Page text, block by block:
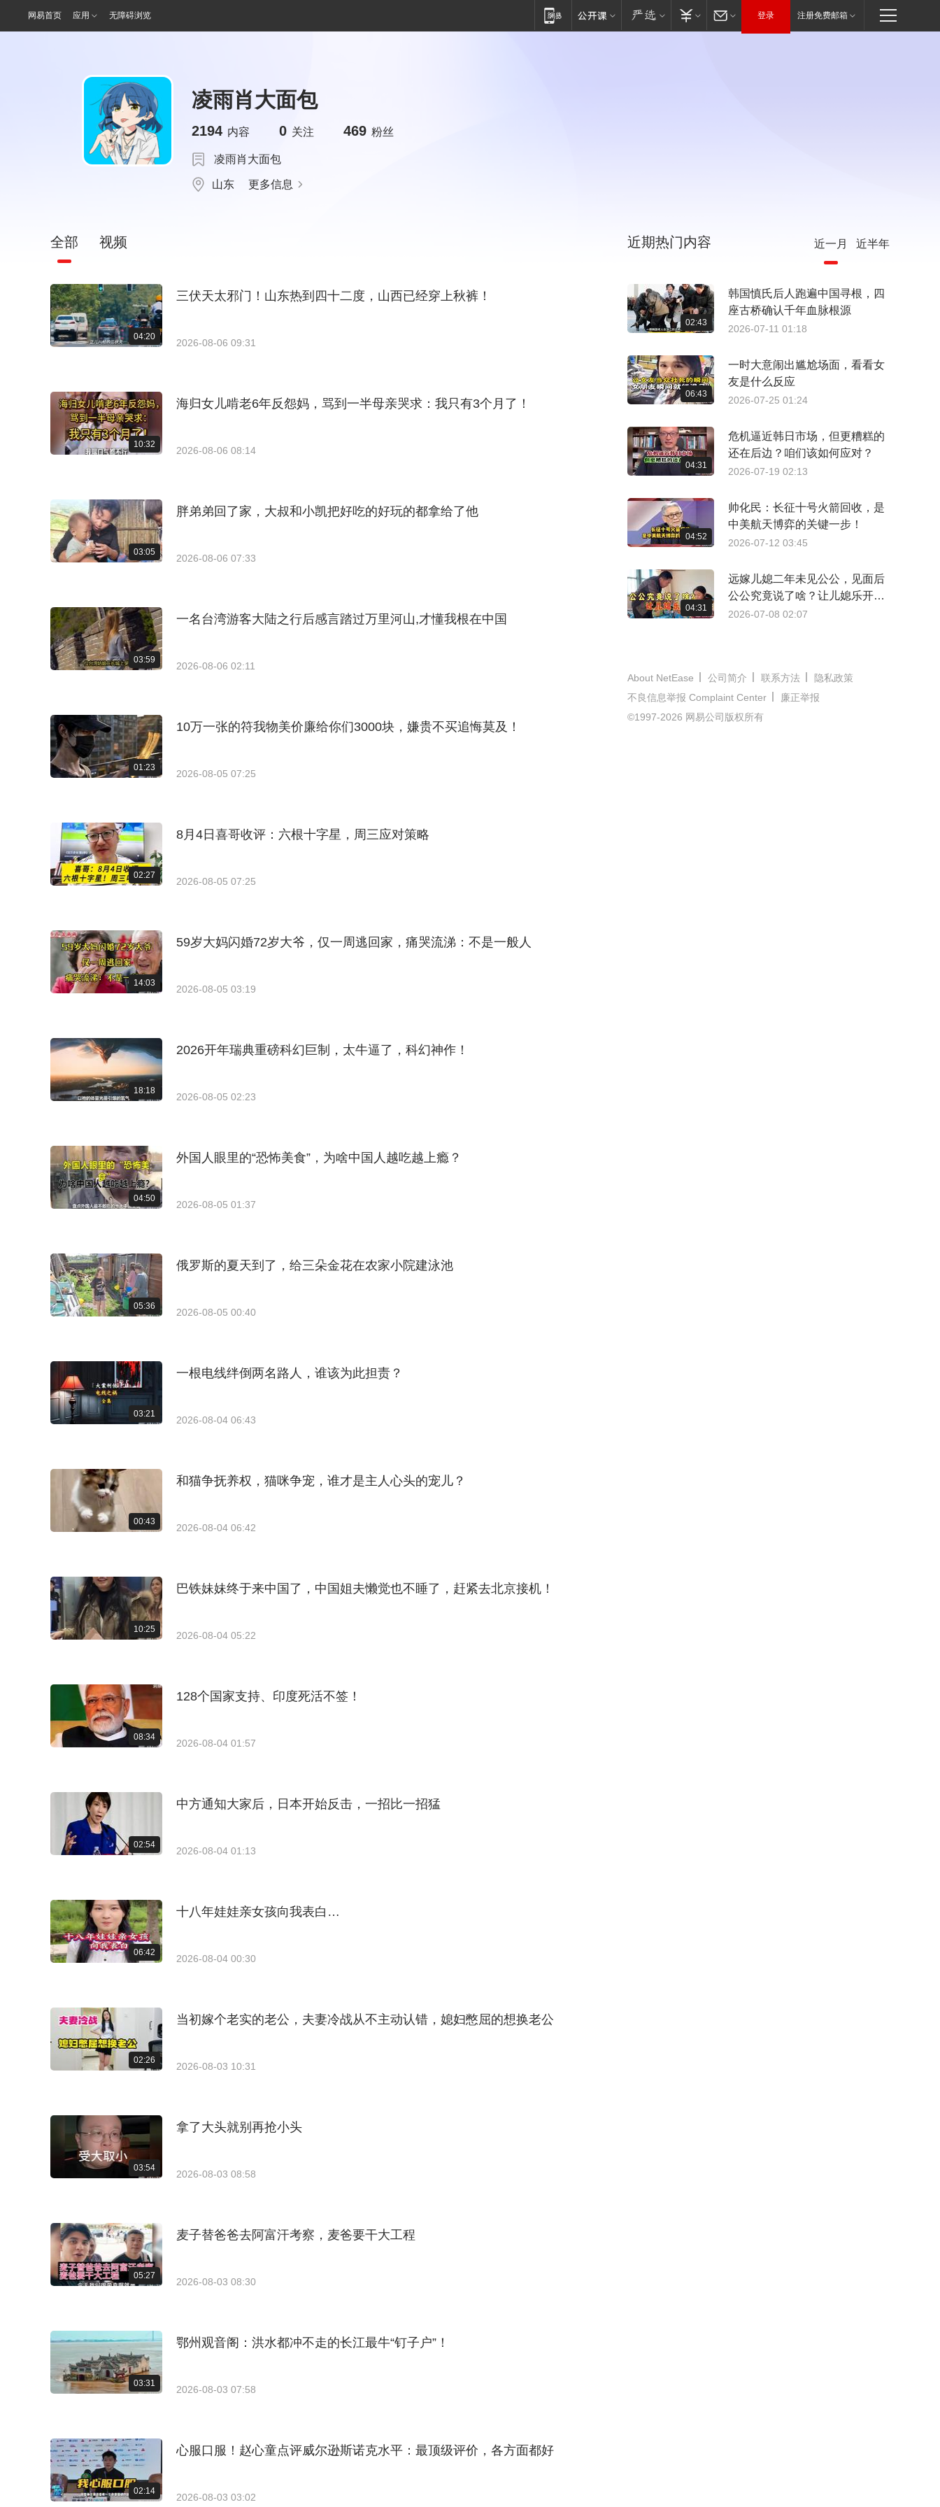
网易首页 应用 无障碍浏览 登录 注册免费邮箱
凌雨肖大面包
2194 内容 0 关注 469 粉丝
凌雨肖大面包
山东 更多信息
全部 视频
04:20
三伏天太邪门！山东热到四十二度，山西已经穿上秋裤！
2026-08-06 09:31
10:32
海归女儿啃老6年反怨妈，骂到一半母亲哭求：我只有3个月了！
2026-08-06 08:14
03:05
胖弟弟回了家，大叔和小凯把好吃的好玩的都拿给了他
2026-08-06 07:33
03:59
一名台湾游客大陆之行后感言踏过万里河山,才懂我根在中国
2026-08-06 02:11
01:23
10万一张的符我物美价廉给你们3000块，嫌贵不买追悔莫及！
2026-08-05 07:25
02:27
8月4日喜哥收评：六根十字星，周三应对策略
2026-08-05 07:25
14:03
59岁大妈闪婚72岁大爷，仅一周逃回家，痛哭流涕：不是一般人
2026-08-05 03:19
18:18
2026开年瑞典重磅科幻巨制，太牛逼了，科幻神作！
2026-08-05 02:23
04:50
外国人眼里的“恐怖美食”，为啥中国人越吃越上瘾？
2026-08-05 01:37
05:36
俄罗斯的夏天到了，给三朵金花在农家小院建泳池
2026-08-05 00:40
03:21
一根电线绊倒两名路人，谁该为此担责？
2026-08-04 06:43
00:43
和猫争抚养权，猫咪争宠，谁才是主人心头的宠儿？
2026-08-04 06:42
10:25
巴铁妹妹终于来中国了，中国姐夫懒觉也不睡了，赶紧去北京接机！
2026-08-04 05:22
08:34
128个国家支持、印度死活不签！
2026-08-04 01:57
02:54
中方通知大家后，日本开始反击，一招比一招猛
2026-08-04 01:13
06:42
十八年娃娃亲女孩向我表白…
2026-08-04 00:30
02:26
当初嫁个老实的老公，夫妻冷战从不主动认错，媳妇憋屈的想换老公
2026-08-03 10:31
03:54
拿了大头就别再抢小头
2026-08-03 08:58
05:27
麦子替爸爸去阿富汗考察，麦爸要干大工程
2026-08-03 08:30
03:31
鄂州观音阁：洪水都冲不走的长江最牛“钉子户”！
2026-08-03 07:58
02:14
心服口服！赵心童点评威尔逊斯诺克水平：最顶级评价，各方面都好
2026-08-03 03:02
近期热门内容 近一月 近半年
02:43
韩国慎氏后人跑遍中国寻根，四
座古桥确认千年血脉根源
2026-07-11 01:18
06:43
一时大意闹出尴尬场面，看看女
友是什么反应
2026-07-25 01:24
04:31
危机逼近韩日市场，但更糟糕的
还在后边？咱们该如何应对？
2026-07-19 02:13
04:52
帅化民：长征十号火箭回收，是
中美航天博弈的关键一步！
2026-07-12 03:45
04:31
远嫁儿媳二年未见公公，见面后
公公究竟说了啥？让儿媳乐开了
花
2026-07-08 02:07
About NetEase 公司简介 联系方法
隐私政策
不良信息举报 Complaint Center
廉正举报
©1997-2026 网易公司版权所有